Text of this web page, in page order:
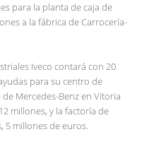
para la planta de caja de
a la fábrica de Carrocería-
Iveco contará con 20
para su centro de
Mercedes-Benz en Vitoria
millones, y la factoría de
5 millones de euros.